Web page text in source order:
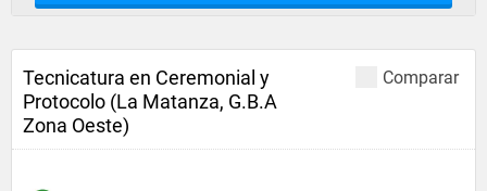
Comparar
Tecnicatura en Ceremonial y
Protocolo (La Matanza, G.B.A
Zona Oeste)